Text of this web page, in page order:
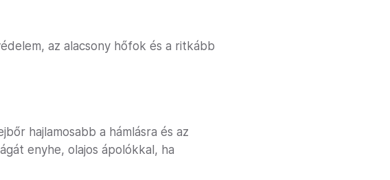
az alacsony hőfok és a ritkább
hajlamosabb a hámlásra és az
enyhe, olajos ápolókkal, ha